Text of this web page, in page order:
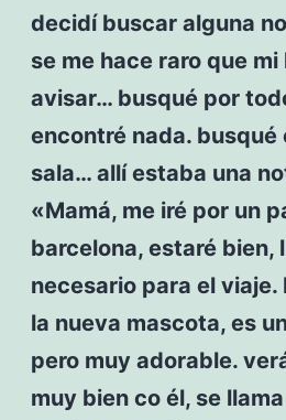
decidí buscar alguna
se me hace raro que
avisar… busqué por
encontré nada. busqué
sala… allí estaba una
«Mamá, me iré por un
barcelona, estaré bien,
necesario para el viaje.
la nueva mascota, es
pero muy adorable.
muy bien co él, se